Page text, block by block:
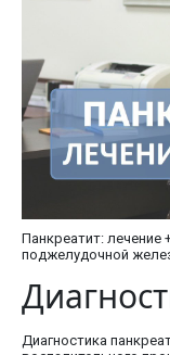
Панкреатит: лечение
поджелудочной
Диагностика